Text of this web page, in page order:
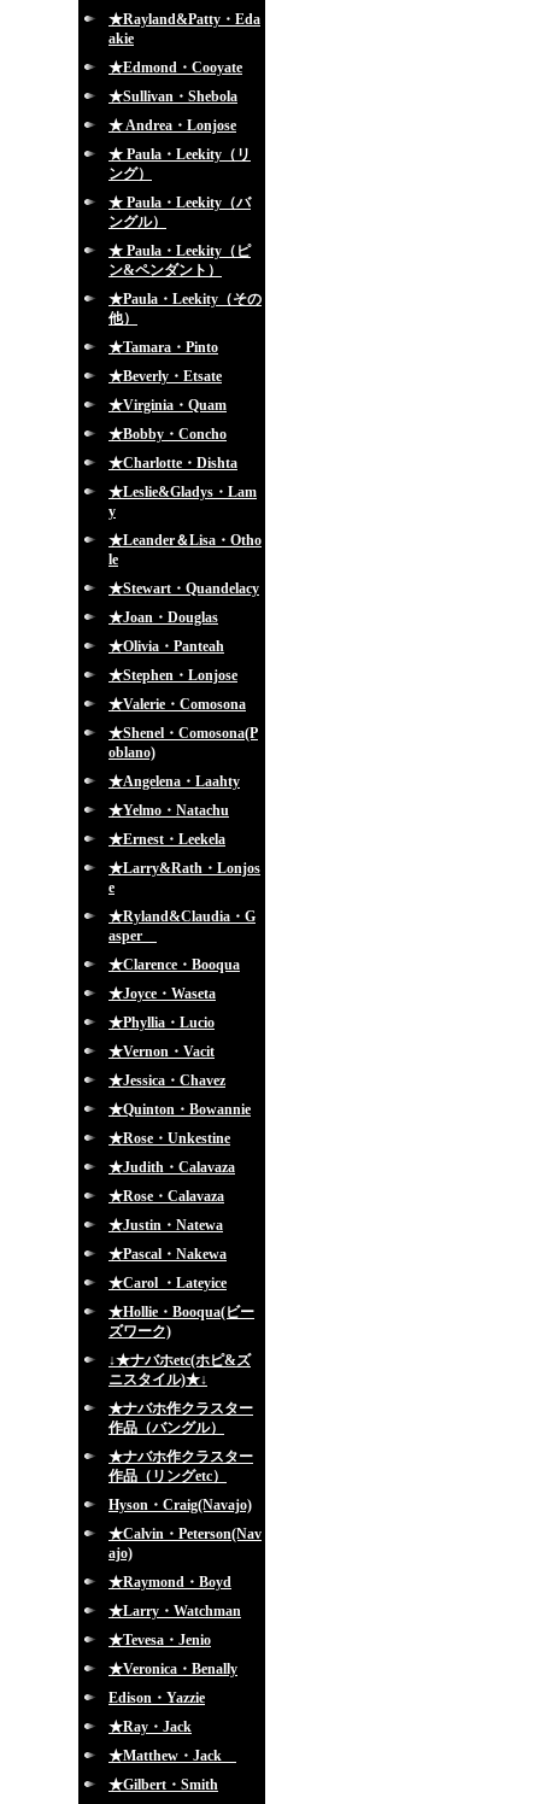
★Rayland&Patty・Eda
akie
★Edmond・Cooyate
★Sullivan・Shebola
★ Andrea・Lonjose
★ Paula・Leekity（リ
ング）
★ Paula・Leekity（バ
ングル）
★ Paula・Leekity（ピ
ン&ペンダント）
★Paula・Leekity（その
他）
★Tamara・Pinto
★Beverly・Etsate
★Virginia・Quam
★Bobby・Concho
★Charlotte・Dishta
★Leslie&Gladys・Lam
y
★Leander＆Lisa・Otho
le
★Stewart・Quandelacy
★Joan・Douglas
★Olivia・Panteah
★Stephen・Lonjose
★Valerie・Comosona
★Shenel・Comosona(P
oblano)
★Angelena・Laahty
★Yelmo・Natachu
★Ernest・Leekela
★Larry&Rath・Lonjos
e
★Ryland&Claudia・G
asper
★Clarence・Booqua
★Joyce・Waseta
★Phyllia・Lucio
★Vernon・Vacit
★Jessica・Chavez
★Quinton・Bowannie
★Rose・Unkestine
★Judith・Calavaza
★Rose・Calavaza
★Justin・Natewa
★Pascal・Nakewa
★Carol ・Lateyice
★Hollie・Booqua(ビー
ズワーク)
↓★ナバホetc(ホピ&ズ
ニスタイル)★↓
★ナバホ作クラスター
作品（バングル）
★ナバホ作クラスター
作品（リングetc）
Hyson・Craig(Navajo)
★Calvin・Peterson(Nav
ajo)
★Raymond・Boyd
★Larry・Watchman
★Tevesa・Jenio
★Veronica・Benally
Edison・Yazzie
★Ray・Jack
★Matthew・Jack
★Gilbert・Smith